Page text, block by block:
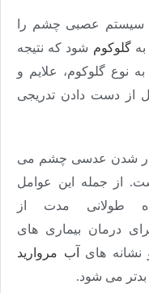
سیستم عصبی چشم را
بهگلوکوم شود که نتیجه
نوع گلوکوم، علایم و
از دست دادن تدریجی
شدن عدسی چشم می
از جمله این عوامل
طولانی مدت از
درمان بیماری های
نشانه های
آب مروارید
می شود.